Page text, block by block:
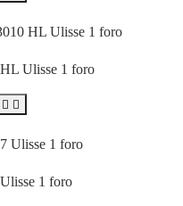
Ulisse 1 foro
 
1 foro